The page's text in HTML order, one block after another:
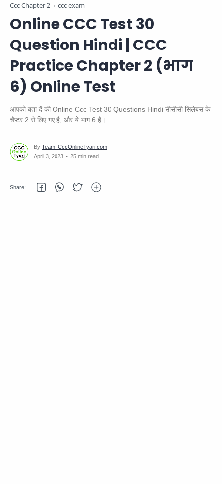
Ccc Chapter 2 ccc exam
Online CCC Test 30
Question Hindi | CCC
Practice Chapter 2 (भाग
6) Online Test
आपको बता दें की Online Ccc Test 30 Questions Hindi सीसीसी सिलेबस के
चैप्टर 2 से लिए गए है, और ये भाग 6 है।
25 min read